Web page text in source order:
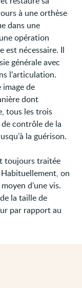
à une orthèse
dans une
opération
est nécessaire. Il
générale avec
l'articulation.
de
dont
tous les trois
contrôle de la
la guérison.
toujours traitée
on
d’une vis.
la taille de
par rapport au